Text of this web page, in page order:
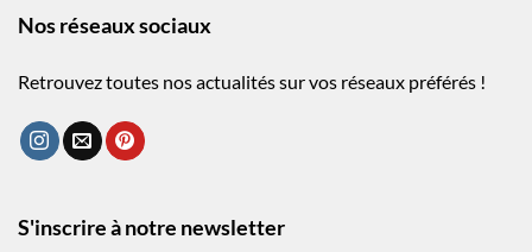
Nos réseaux sociaux
Retrouvez toutes nos actualités sur vos réseaux préférés !
S'inscrire à notre newsletter